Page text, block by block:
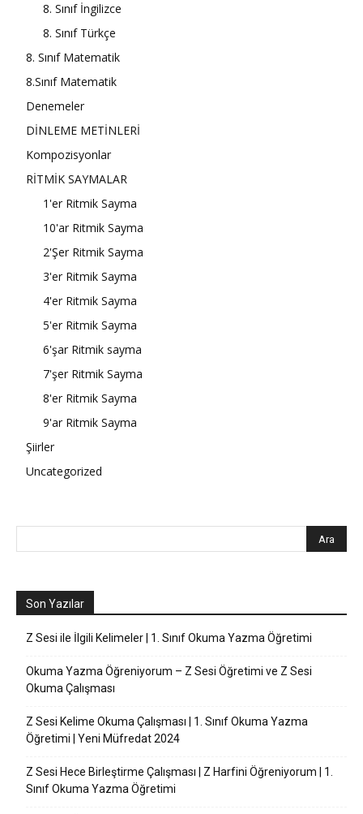
8. Sınıf İngilizce
8. Sınıf Türkçe
8. Sınıf Matematik
8.Sınıf Matematik
Denemeler
DİNLEME METİNLERİ
Kompozisyonlar
RİTMİK SAYMALAR
1'er Ritmik Sayma
10'ar Ritmik Sayma
2'Şer Ritmik Sayma
3'er Ritmik Sayma
4'er Ritmik Sayma
5'er Ritmik Sayma
6'şar Ritmik sayma
7'şer Ritmik Sayma
8'er Ritmik Sayma
9'ar Ritmik Sayma
Şiirler
Uncategorized
Son Yazılar
Z Sesi ile İlgili Kelimeler | 1. Sınıf Okuma Yazma Öğretimi
Okuma Yazma Öğreniyorum – Z Sesi Öğretimi ve Z Sesi
Okuma Çalışması
Z Sesi Kelime Okuma Çalışması | 1. Sınıf Okuma Yazma
Öğretimi | Yeni Müfredat 2024
Z Sesi Hece Birleştirme Çalışması | Z Harfini Öğreniyorum | 1.
Sınıf Okuma Yazma Öğretimi